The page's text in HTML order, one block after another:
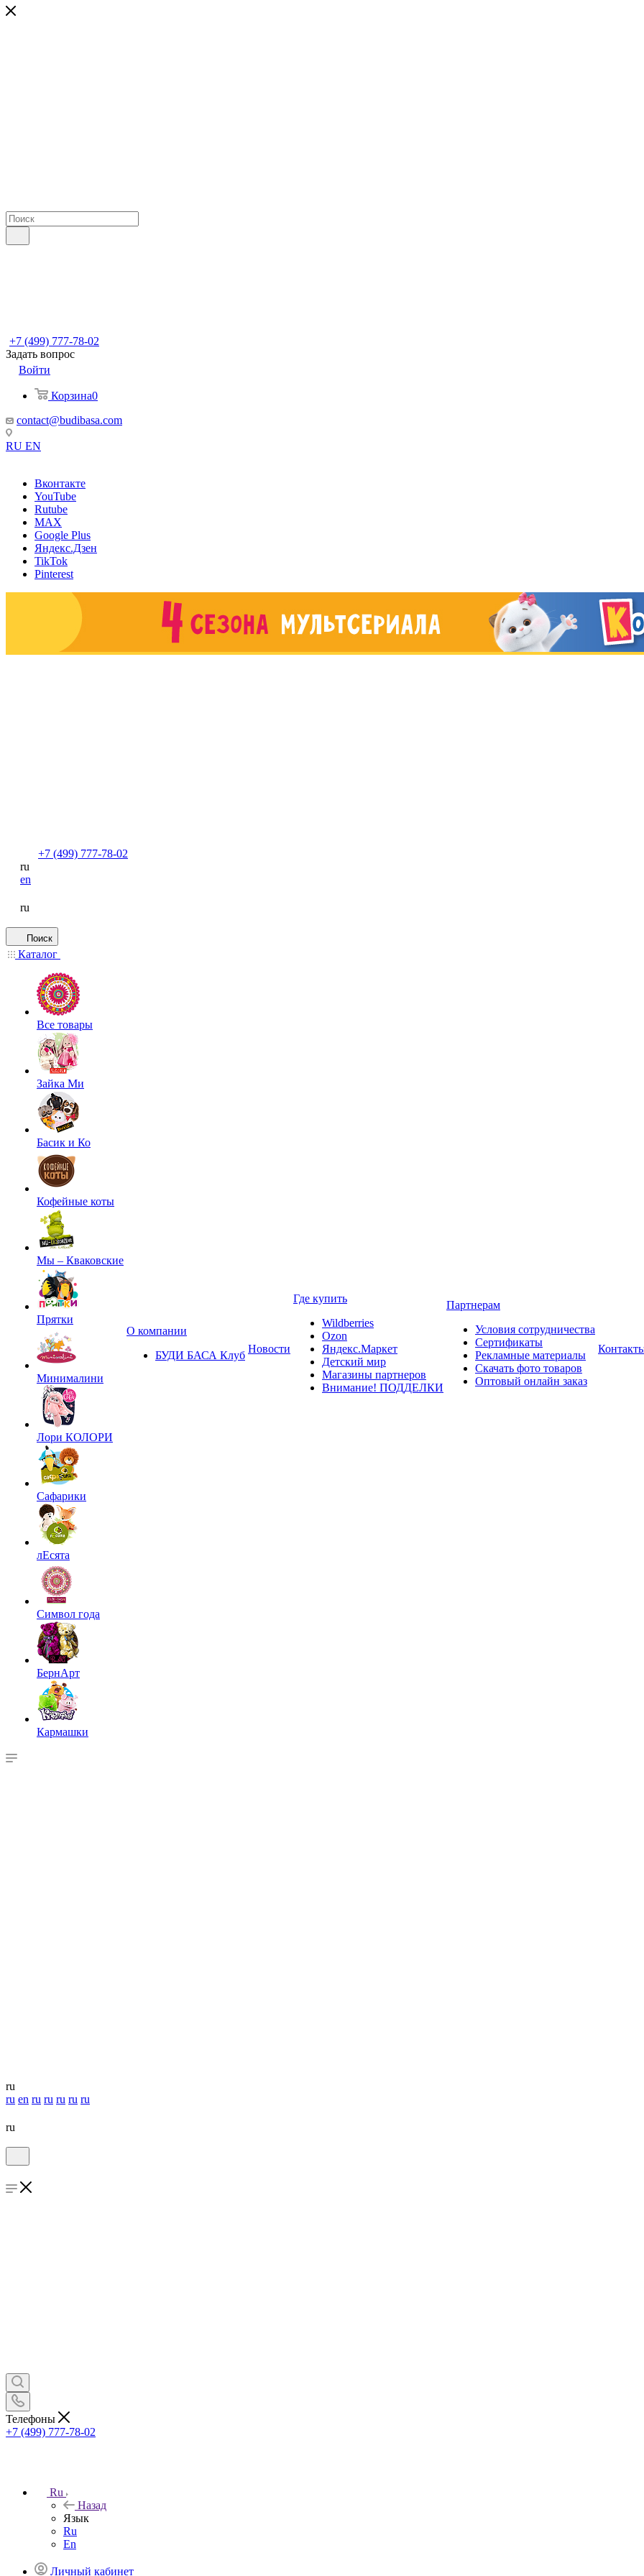
+7 (499) 777-78-02
Задать вопрос
Войти
Корзина0
contact@budibasa.com
RU EN
Вконтакте
YouTube
Rutube
MAX
Google Plus
Яндекс.Дзен
TikTok
Pinterest
+7 (499) 777-78-02
ru
en
ru
Поиск
Каталог
Все товары
Зайка Ми
Басик и Ко
Кофейные коты
Мы – Кваковские
Прятки
Минималини
Лори КОЛОРИ
Сафарики
лЕсята
Символ года
БернАрт
Кармашки
О компании
БУДИ БАСА Клуб
Новости
Где купить
Wildberries
Ozon
Яндекс.Маркет
Детский мир
Магазины партнеров
Внимание! ПОДДЕЛКИ
Партнерам
Условия сотрудничества
Сертификаты
Рекламные материалы
Скачать фото товаров
Оптовый онлайн заказ
ru
ru en ru ru ru ru ru
ru
Телефоны
+7 (499) 777-78-02
Ru
Назад
Язык
Ru
En
Личный кабинет